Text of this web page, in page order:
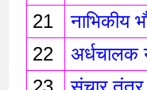
21
नाभिकीय
22
अर्धचालक